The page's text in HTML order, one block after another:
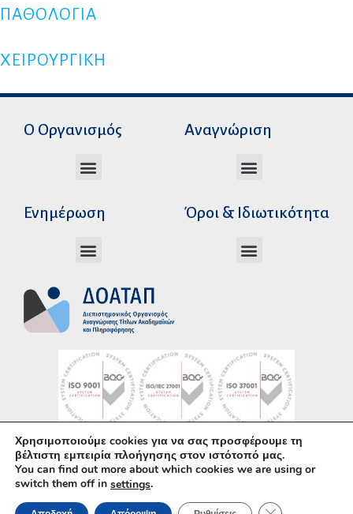
ΠΑΘΟΛΟΓΙΑ
ΧΕΙΡΟΥΡΓΙΚΗ
Ο Οργανισμός Αναγνώριση
Ενημέρωση Όροι & Ιδιωτικότητα
Υλοποίηση με χρήση τουΑνοικτού Λογισμικού
WordPress• Άδεια χρήσης περιεχομένου:CC–
BY–SA
Χρησιμοποιούμε cookies για να σας προσφέρουμε τη
βέλτιστη εμπειρία πλοήγησης στον ιστότοπό μας.
You can find out more about which cookies we are using or
switch them off in settings.
ΚΛΕΊΣΙΜΟ ΤΟΥ